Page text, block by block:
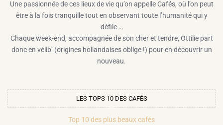
Une passionnée de ces lieux de vie qu’on appelle Cafés, où l’on peut
être à la fois tranquille tout en observant toute l’humanité qui y
défile …
Chaque week-end, accompagnée de son cher et tendre, Ottilie part
donc en vélib’ (origines hollandaises oblige !) pour en découvrir un
nouveau.
LES TOPS 10 DES CAFÉS
Top 10 des plus beaux cafés